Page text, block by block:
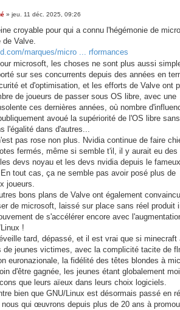
» jeu. 11 déc. 2025, 09:26
croyable pour qui a connu l'hégémonie de
de Valve.
marques/micro ... rformances
microsoft, les choses ne sont plus aussi
sur ses concurrents depuis des années en
et d'optimisation, et les efforts de Valve ont
de joueurs de passer sous OS libre, avec une
ces dernières années, où nombre
avoué la supériorité de l'OS libre sans
l'égalité dans d'autres...
pas rose non plus. Nvidia continue de faire
fermés, même si semble t'il, il y aurait eu des
devs noyau et les devs nvidia depuis le
tout cas, ça ne semble pas avoir posé plus de
joueurs.
bons plans de Valve ont également
de microsoft, laissé sur place sans réel produit
de s'accélérer encore avec
!
tard, dépassé, et il est vrai que si minecraft
de jeunes victimes, avec la complicité tacite de
euronazionale, la fidélité des têtes blondes à
d'être gagnée, les jeunes étant globalement
que leurs aïeux dans leurs choix logiciels.
bien que GNU/Linux est désormais passé en
qui œuvrons depuis plus de 20 ans à